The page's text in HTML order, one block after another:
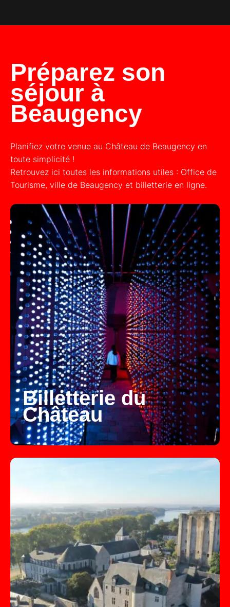
Préparez son
séjour à
Beaugency
Planifiez votre venue au Château de Beaugency en
toute simplicité !
Retrouvez ici toutes les informations utiles : Office de
Tourisme, ville de Beaugency et billetterie en ligne.
Billetterie du
Château